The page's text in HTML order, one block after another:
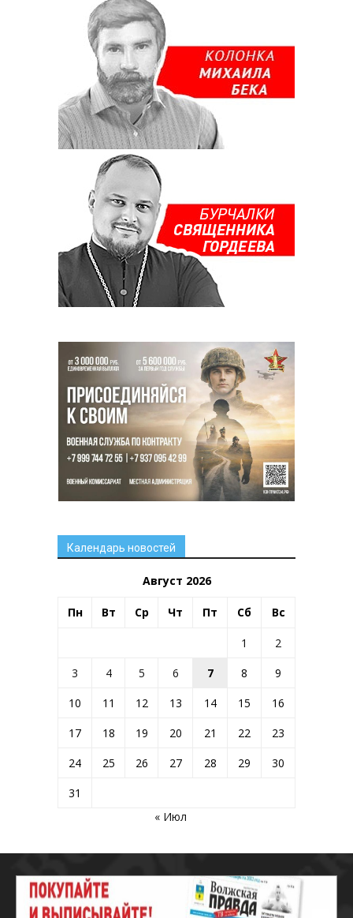
Календарь новостей
Август 2026
Пн Вт Ср Чт Пт Сб Вс
1
2
3
4 5 6 7 8
9
10
11 12 13 14 15
16
17
18 19 20 21 22
23
24
25 26 27 28 29
30
31
« Июл